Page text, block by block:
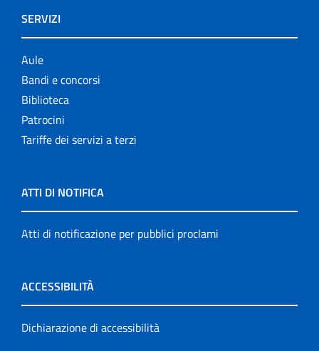
SERVIZI
Aule
Bandi e concorsi
Biblioteca
Patrocini
Tariffe dei servizi a terzi
ATTI DI NOTIFICA
Atti di notificazione per pubblici proclami
ACCESSIBILITÀ
Dichiarazione di accessibilità